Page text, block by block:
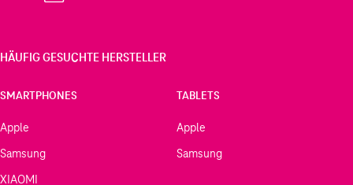
HÄUFIG GESUCHTE HERSTELLER
SMARTPHONES
Apple
Samsung
XIAOMI
TABLETS
Apple
Samsung